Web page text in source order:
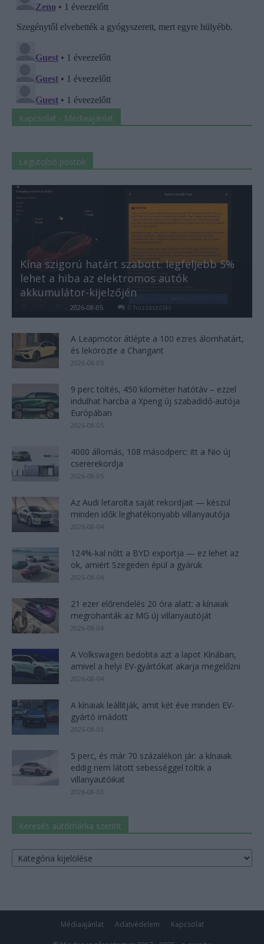
Kapcsolat - Médiaajánlat
Legutolsó postok
Kína szigorú határt szabott: legfeljebb 5%
lehet a hiba az elektromos autók
akkumulátor-kijelzőjén
- 2026-08-05 0 hozzászólás
A Leapmotor átlépte a 100 ezres álomhatárt,
és lekörözte a Changant
2026-08-05
9 perc töltés, 450 kilométer hatótáv – ezzel
indulhat harcba a Xpeng új szabadidő-autója
Európában
2026-08-05
4000 állomás, 108 másodperc: itt a Nio új
csererekordja
2026-08-05
Az Audi letarolta saját rekordjait — készül
minden idők leghatékonyabb villanyautója
2026-08-04
124%-kal nőtt a BYD exportja — ez lehet az
ok, amiért Szegeden épül a gyáruk
2026-08-04
21 ezer előrendelés 20 óra alatt: a kínaiak
megrohanták az MG új villanyautóját
2026-08-04
A Volkswagen bedobta azt a lapot Kínában,
amivel a helyi EV-gyártókat akarja megelőzni
2026-08-04
A kínaiak leállítják, amit két éve minden EV-
gyártó imádott
2026-08-03
5 perc, és már 70 százalékon jár: a kínaiak
eddig nem látott sebességgel töltik a
villanyautóikat
2026-08-03
Keresés autómárka szerint
Keresés
autómárka
Médiaajánlat Adatvédelem Kapcsolat